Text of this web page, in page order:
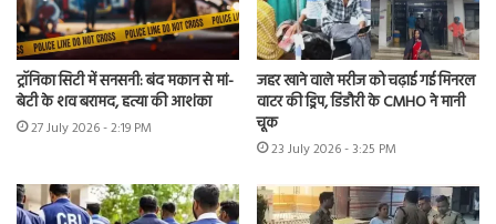
ट्रॉनिका सिटी में सनसनी: बंद मकान से मां-
बेटी के शव बरामद, हत्या की आशंका
27 July 2026 - 2:19 PM
जहर खाने वाले मरीज को चढ़ाई गई मिनरल
वाटर की ड्रिप, डिंडौरी के CMHO ने मानी
चूक
23 July 2026 - 3:25 PM